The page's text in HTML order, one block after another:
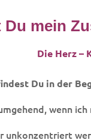
Du mein
Die Herz –
Du in der
wenn ich
unkonzentriert